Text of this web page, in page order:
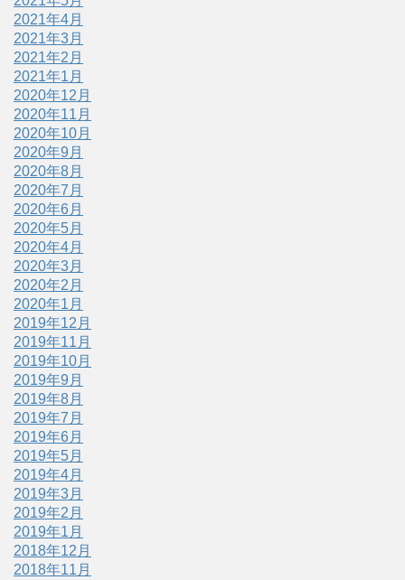
2021年4月
2021年3月
2021年2月
2021年1月
2020年12月
2020年11月
2020年10月
2020年9月
2020年8月
2020年7月
2020年6月
2020年5月
2020年4月
2020年3月
2020年2月
2020年1月
2019年12月
2019年11月
2019年10月
2019年9月
2019年8月
2019年7月
2019年6月
2019年5月
2019年4月
2019年3月
2019年2月
2019年1月
2018年12月
2018年11月